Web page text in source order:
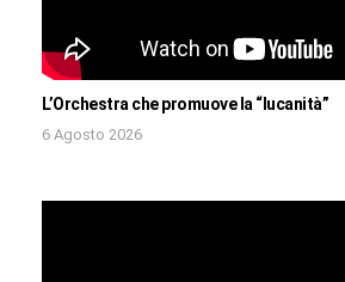
L’Orchestra che promuove la “lucanità”
6 Agosto 2026